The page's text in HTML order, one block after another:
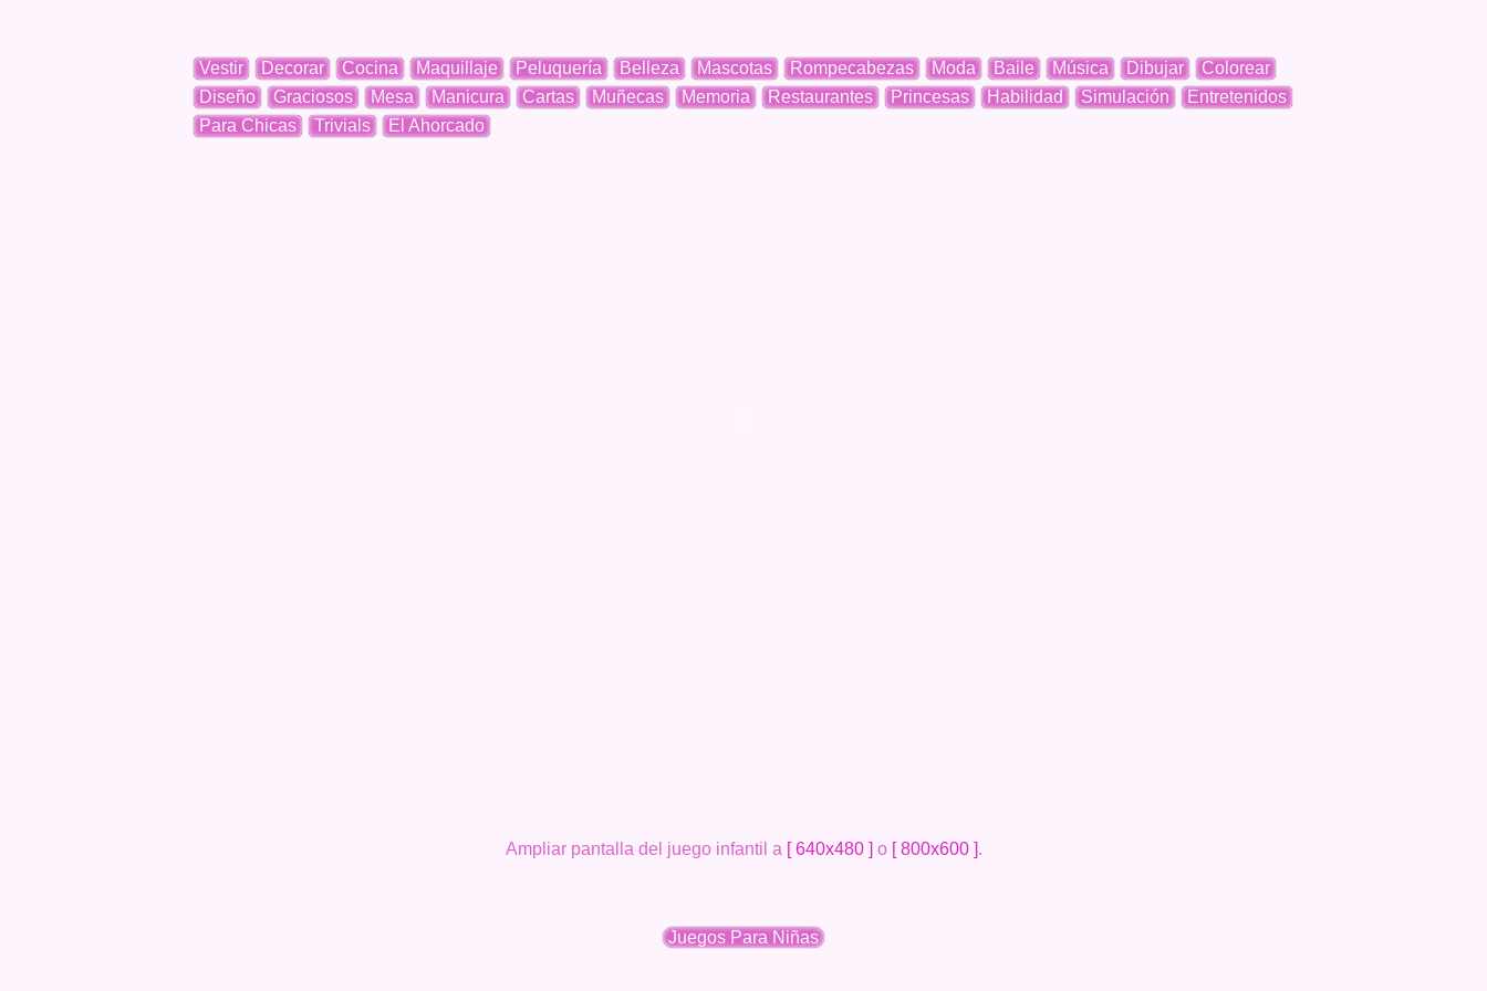
Vestir Decorar Cocina Maquillaje Peluquería Belleza Mascotas Rompecabezas Moda Baile Música Dibujar
Colorear
Diseño
Graciosos Mesa Manicura Cartas Muñecas Memoria Restaurantes Princesas Habilidad Simulación
Entretenidos
Para Chicas
Trivials El Ahorcado
Ampliar pantalla del juego infantil a [ 640x480 ] o [ 800x600 ].
Juegos Para Niñas